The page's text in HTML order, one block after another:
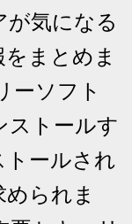
気になる
まとめま
ーソフト
ストールす
トールされ
られま